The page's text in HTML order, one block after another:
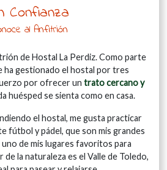
Confianza
al Anfitrión
de Hostal La Perdiz. Como parte
ha gestionado el hostal por tres
por ofrecer un trato cercano y
huésped se sienta como en casa.
el hostal, me gusta practicar
fútbol y pádel, que son mis grandes
uno de mis lugares favoritos para
la naturaleza es el Valle de Toledo,